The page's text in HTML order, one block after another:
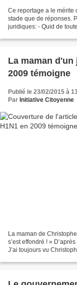
Ce reportage a le mérite
stade que de réponses.
juridiques: - Quid de
La maman d'un
2009 témoigne
Publié le 23/02/2015 à
Par Initiative Citoyenne
La maman de
s’est effondré ! »
J’ai toujours vu